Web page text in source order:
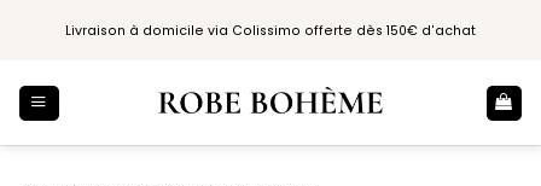
Livraison à domicile via Colissimo offerte dès 150€ d'achat